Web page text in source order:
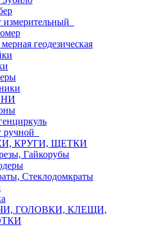
измерительный
геодезическая
ручной
КРУГИ, ЩЕТКИ
Гайкорубы
Стеклодомкраты
ГОЛОВКИ, КЛЕЩИ,